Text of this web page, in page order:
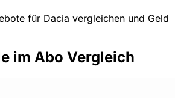
für Dacia vergleichen und Geld
im Abo Vergleich